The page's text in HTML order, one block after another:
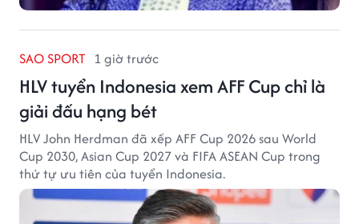
SAO SPORT 1 giờ trước
HLV tuyển Indonesia xem AFF Cup chỉ là
giải đấu hạng bét
HLV John Herdman đã xếp AFF Cup 2026 sau World
Cup 2030, Asian Cup 2027 và FIFA ASEAN Cup trong
thứ tự ưu tiên của tuyển Indonesia.